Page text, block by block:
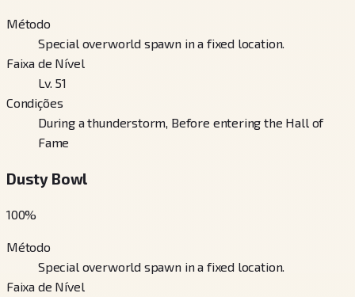
Método
Special overworld spawn in a fixed location.
Faixa de Nível
Lv. 51
Condições
During a thunderstorm, Before entering the Hall of
Fame
Dusty Bowl
100%
Método
Special overworld spawn in a fixed location.
Faixa de Nível